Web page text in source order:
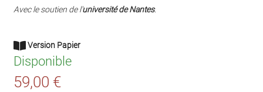
Avec le soutien de l'université de Nantes.
Version Papier
Disponible
59,00 €